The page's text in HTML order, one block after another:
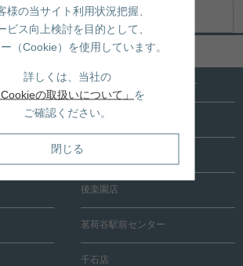
地図アプリで開く
ページトップへ戻る
店舗！売買も賃貸も全店で承ります
根津店
春日町店
後楽園店
茗荷谷駅前センター
千石店
様の当サイト利用状況把握、
ビス向上検討を目的として、
（Cookie）を使用しています。
詳しくは、当社の
Cookieの取扱いについて」 を
ご確認ください。
閉じる